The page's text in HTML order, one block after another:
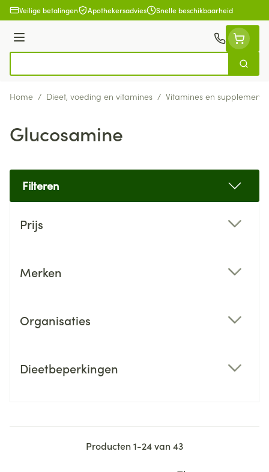
Ga naar de inhoud
Veilige betalingen Apothekersadvies Snelle beschikbaarheid
Menu
Zoek
Home / Dieet, voeding en vitamines / Vitamines en
Glucosamine
Filteren
Prijs
Merken
Organisaties
Dieetbeperkingen
Producten1-24van43